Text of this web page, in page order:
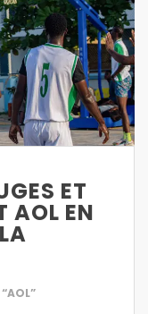
ET
AOL EN
“AOL”